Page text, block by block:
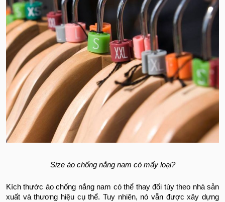
Size áo chống nắng nam có mấy loại?
Kích thước áo chống nắng nam có thể thay đổi tùy theo nhà sản
xuất và thương hiệu cụ thể. Tuy nhiên, nó vẫn được xây dựng